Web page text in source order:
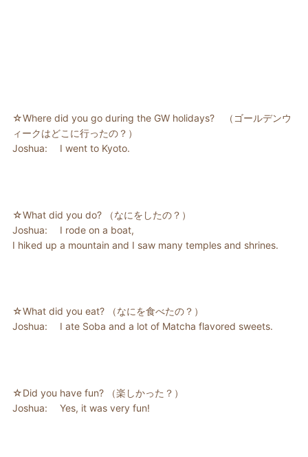
☆Where did you go during the GW holidays? （ゴールデンウ
ィークはどこに行ったの？）
Joshua: I went to Kyoto.
☆What did you do? （なにをしたの？）
Joshua: I rode on a boat,
I hiked up a mountain and I saw many temples and shrines.
☆What did you eat? （なにを食べたの？）
Joshua: I ate Soba and a lot of Matcha flavored sweets.
☆Did you have fun? （楽しかった？）
Joshua: Yes, it was very fun!